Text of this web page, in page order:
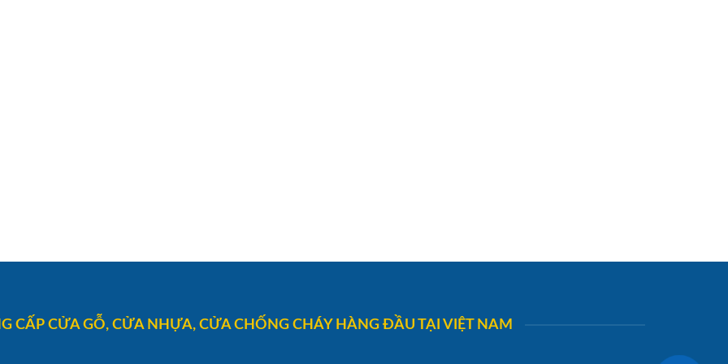
CẤP CỬA GỖ, CỬA NHỰA, CỬA CHỐNG CHÁY HÀNG ĐẦU TẠI VIỆT NAM